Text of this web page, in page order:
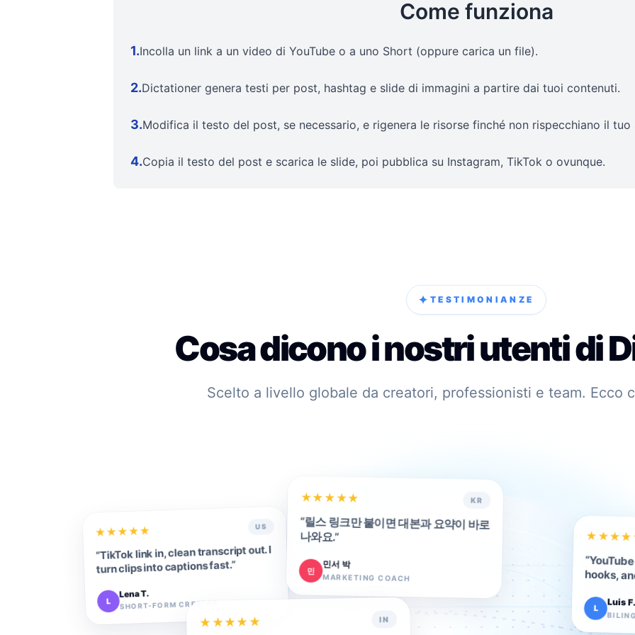
Come funziona
1.Incolla un link a un video di YouTube o a uno Short (oppure carica un file).
2.Dictationer genera testi per post, hashtag e slide di immagini a partire dai tuoi contenuti.
3.Modifica il testo del post, se necessario, e rigenera le risorse finché non rispecchiano il tuo
4.Copia il testo del post e scarica le slide, poi pubblica su Instagram, TikTok o ovunque.
✦ TESTIMONIANZE
Cosa dicono i nostri utenti di
Scelto a livello globale da creatori, professionisti e team. Ecco
★★★★★ US
“TikTok link in, clean transcript out. I
turn clips into captions fast.”
L
Lena T.
SHORT-FORM CREATOR
★★★★★ KR
“릴스 링크만 붙이면 대본과 요약이 바로
나와요.”
민
민서 박
MARKETING COACH
★ ★★★
“
hooks,
L
Luis F.
★ ★★★ ★ IN